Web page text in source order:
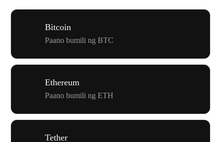
Bitcoin
Paano bumili ng BTC
Ethereum
Paano bumili ng ETH
Tether